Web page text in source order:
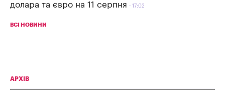
долара та євро на 11 серпня
17:02
ВСІ НОВИНИ
АРХІВ